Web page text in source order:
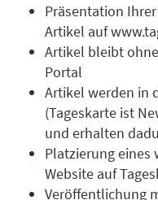
Präsentation
Artikel auf
Artikel bleibt
Portal
Artikel werden in
(Tageskarte ist
und erhalten
Platzierung
Website auf
Veröffentlichung